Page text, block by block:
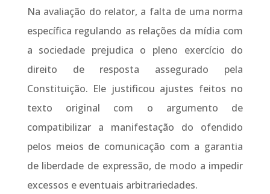
Na avaliação do relator, a falta de uma norma
específica regulando as relações da mídia com
a sociedade prejudica o pleno exercício do
direito de resposta assegurado pela
Constituição. Ele justificou ajustes feitos no
texto original com o argumento de
compatibilizar a manifestação do ofendido
pelos meios de comunicação com a garantia
de liberdade de expressão, de modo a impedir
excessos e eventuais arbitrariedades.